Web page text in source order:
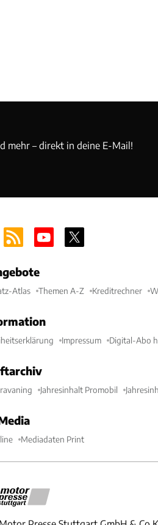
mehr – direkt in deine E-Mail!
Atlas Themen A-Z Kreditrechner
Impressum Digital-Abo
Jahresinhalt Promobil
Mediadaten Print